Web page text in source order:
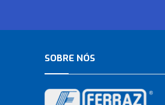
SOBRE NÓS